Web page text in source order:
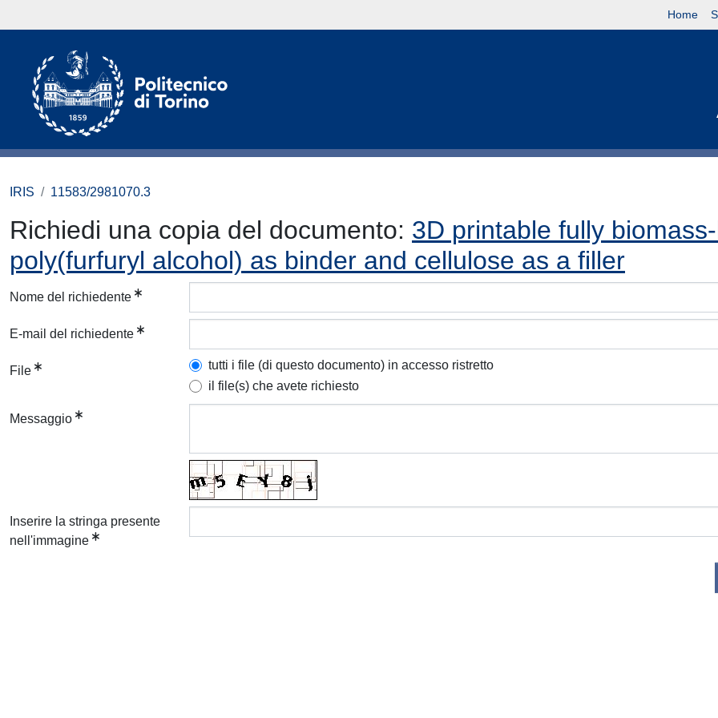
Home
IRIS 11583/2981070.3
Richiedi una copia del documento: 3D printable fully
poly(furfuryl alcohol) as binder and cellulose as a filler
Nome del richiedente
E-mail del richiedente
File
tutti i file (di questo documento) in accesso ristretto
il file(s) che avete richiesto
Messaggio
Inserire la stringa presente
nell'immagine